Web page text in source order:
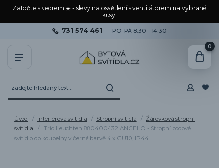
Zatočte s vedrem ☀️ - slevy na osvětlení s ventilátorem na vybrané
kusy!
731 574 461 PO-PÁ 8:30 - 14:30
0
Úvod Interiérová svítidla Stropní svítidla
Žárovková stropní
svítidla
Trio Leuchten 880400432 ANGELO - Stropní bodové
svítidlo do koupelny v černé barvě 4 x GU10, IP44